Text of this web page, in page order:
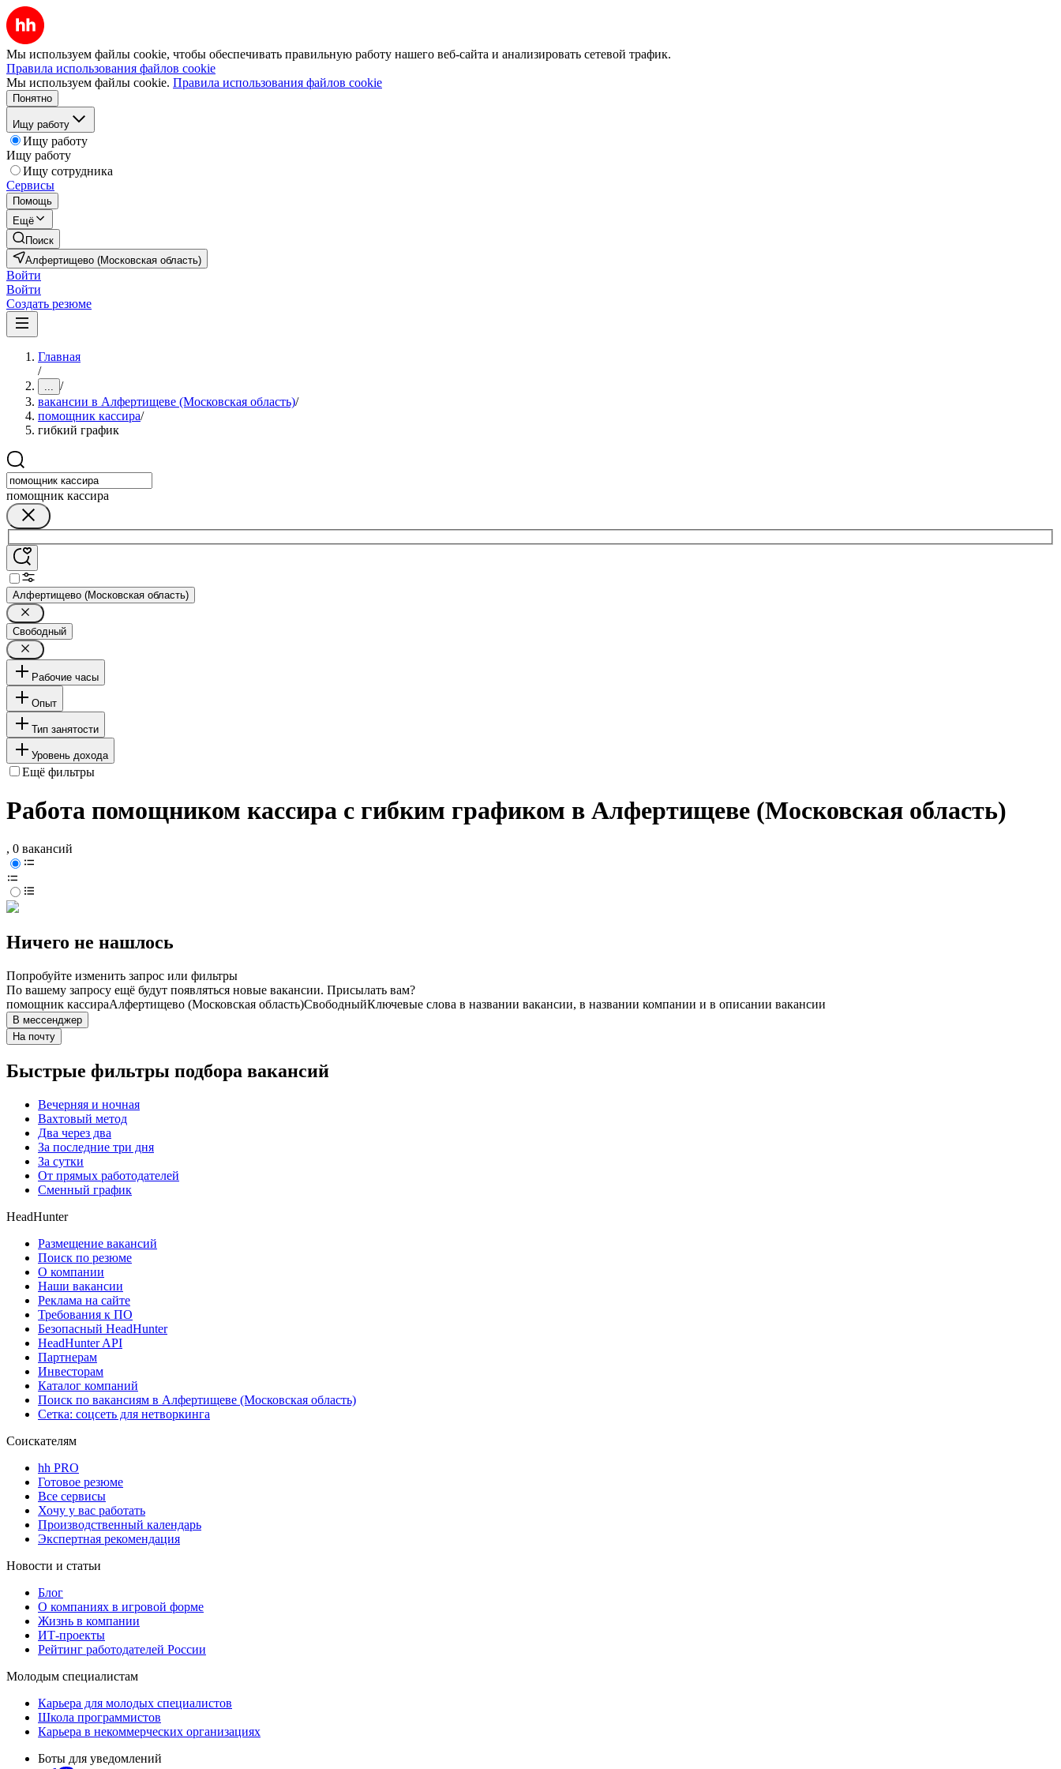
Мы используем файлы cookie, чтобы обеспечивать правильную работу нашего веб-сайта и анализировать сетевой трафик.
Правила использования файлов cookie
Мы используем файлы cookie. Правила использования файлов cookie
Понятно
Ищу работу
Ищу работу
Ищу работу
Ищу сотрудника
Сервисы
Помощь
Ещё
Поиск
Алфертищево (Московская область)
Войти
Войти
Создать резюме
Главная
/
... /
вакансии в Алфертищеве (Московская область)/
помощник кассира/
гибкий график
помощник кассира
Алфертищево (Московская область)
Свободный
Рабочие часы
Опыт
Тип занятости
Уровень дохода
Ещё фильтры
Работа помощником кассира с гибким графиком в Алфертищеве (Московская область)
, 0 вакансий
Ничего не нашлось
Попробуйте изменить запрос или фильтры
По вашему запросу ещё будут появляться новые вакансии. Присылать вам?
помощник кассираАлфертищево (Московская область)СвободныйКлючевые слова в названии вакансии, в названии компании и в описании вакансии
В мессенджер
На почту
Быстрые фильтры подбора вакансий
Вечерняя и ночная
Вахтовый метод
Два через два
За последние три дня
За сутки
От прямых работодателей
Сменный график
HeadHunter
Размещение вакансий
Поиск по резюме
О компании
Наши вакансии
Реклама на сайте
Требования к ПО
Безопасный HeadHunter
HeadHunter API
Партнерам
Инвесторам
Каталог компаний
Поиск по вакансиям в Алфертищеве (Московская область)
Сетка: соцсеть для нетворкинга
Соискателям
hh PRO
Готовое резюме
Все сервисы
Хочу у вас работать
Производственный календарь
Экспертная рекомендация
Новости и статьи
Блог
О компаниях в игровой форме
Жизнь в компании
ИТ-проекты
Рейтинг работодателей России
Молодым специалистам
Карьера для молодых специалистов
Школа программистов
Карьера в некоммерческих организациях
Боты для уведомлений